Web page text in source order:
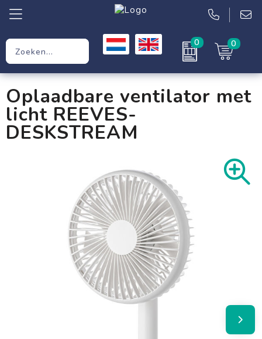
0 0
Werkkleding
Kleding
Oplaadbare ventilator met
licht REEVES-
DESKSTREAM